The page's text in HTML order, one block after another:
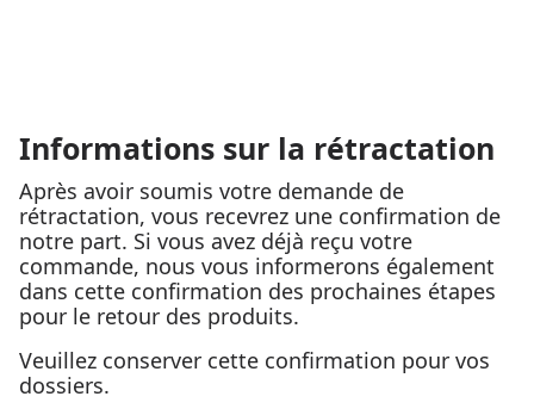
Informations sur la rétractation
Après avoir soumis votre demande de
rétractation, vous recevrez une confirmation de
notre part. Si vous avez déjà reçu votre
commande, nous vous informerons également
dans cette confirmation des prochaines étapes
pour le retour des produits.
Veuillez conserver cette confirmation pour vos
dossiers.